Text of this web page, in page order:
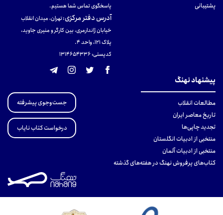
پشتیبانی
پاسخگوی تماس شما هستیم.
آدرس دفتر مرکزی:تهران، میدان انقلاب
خیابان ژاندارمری، بین کارگر و منیری جاوید،
پلاک 121، واحد ۴.
کدپستی: 131465433۶
پیشنهاد نهنگ
مطالعات انقلاب
تاریخ معاصر ایران
تجدید چاپی‌ها
منتخبی از ادبیات انگلستان
منتخبی از ادبیات آلمان
کتاب‌های پرفروش نهنگ در هفته‌های گذشته
جست‌وجوی پیشرفته
درخواست کتاب نایاب